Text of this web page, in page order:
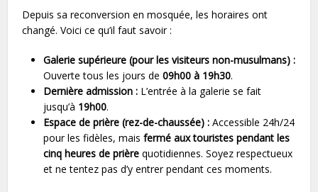
Depuis sa reconversion en mosquée, les horaires ont
changé. Voici ce qu’il faut savoir :
Galerie supérieure (pour les visiteurs non-musulmans) :
Ouverte tous les jours de09h00 à 19h30.
Dernière admission : L’entrée à la galerie se fait
jusqu’à 19h00.
Espace de prière (rez-de-chaussée) : Accessible 24h/24
pour les fidèles, maisfermé aux touristes pendant les
cinq heures de prière quotidiennes. Soyez respectueux
et ne tentez pas d’y entrer pendant ces moments.